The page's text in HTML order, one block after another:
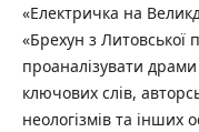
«Електричка на
«Брехун з Литовської
проаналізувати
ключових слів,
неологізмів та інших